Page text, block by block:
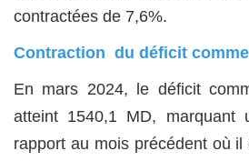
contractées de 7,6%.
Contraction du déficit
En mars 2024, le déficit
atteint 1540,1 MD, marquant
rapport au mois précédent où